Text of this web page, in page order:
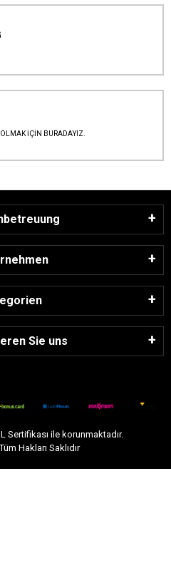
İÇİN BURADAYIZ.
Sie uns
Sertifikası ile korunmaktadır.
Hakları Saklıdır